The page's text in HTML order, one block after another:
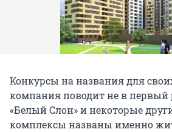
Конкурсы на названия для
компания поводит не в первый
«Белый Слон» и некоторые
комплексы названы именно